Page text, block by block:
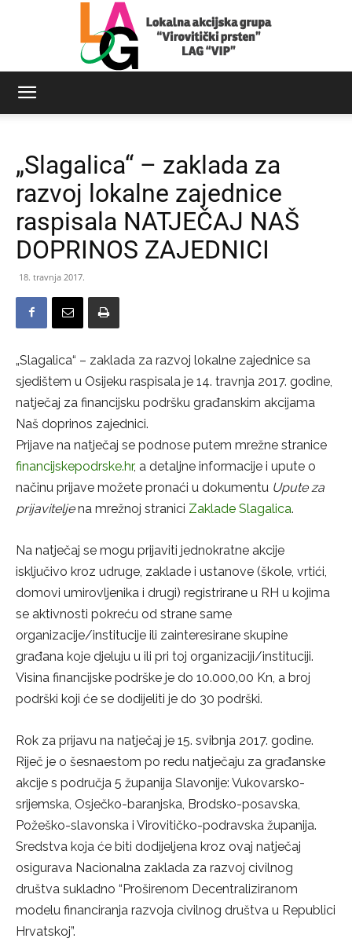
Virovitički
prsten
„Slagalica“ – zaklada za
razvoj lokalne zajednice
raspisala NATJEČAJ NAŠ
DOPRINOS ZAJEDNICI
18. travnja 2017.
„Slagalica“ – zaklada za razvoj lokalne zajednice sa
sjedištem u Osijeku raspisala je 14. travnja 2017. godine,
natječaj za financijsku podršku građanskim akcijama
Naš doprinos zajednici.
Prijave na natječaj se podnose putem mrežne stranice
financijskepodrske.hr, a detaljne informacije i upute o
načinu prijave možete pronaći u dokumentu Upute za
prijaviteljena mrežnoj stranici Zaklade Slagalica.
Na natječaj se mogu prijaviti jednokratne akcije
isključivo kroz udruge, zaklade i ustanove (škole, vrtići,
domovi umirovljenika i drugi) registrirane u RH u kojima
se aktivnosti pokreću od strane same
organizacije/institucije ili zainteresirane skupine
građana koje djeluju u ili pri toj organizaciji/instituciji.
Visina financijske podrške je do 10.000,00 Kn, a broj
podrški koji će se dodijeliti je do 30 podrški.
Rok za prijavu na natječaj je 15. svibnja 2017. godine.
Riječ je o šesnaestom po redu natječaju za građanske
akcije s područja 5 županija Slavonije: Vukovarsko-
srijemska, Osječko-baranjska, Brodsko-posavska,
Požeško-slavonska i Virovitičko-podravska županija.
Sredstva koja će biti dodijeljena kroz ovaj natječaj
osigurava Nacionalna zaklada za razvoj civilnog
društva sukladno “Proširenom Decentraliziranom
modelu financiranja razvoja civilnog društva u Republici
Hrvatskoj”.